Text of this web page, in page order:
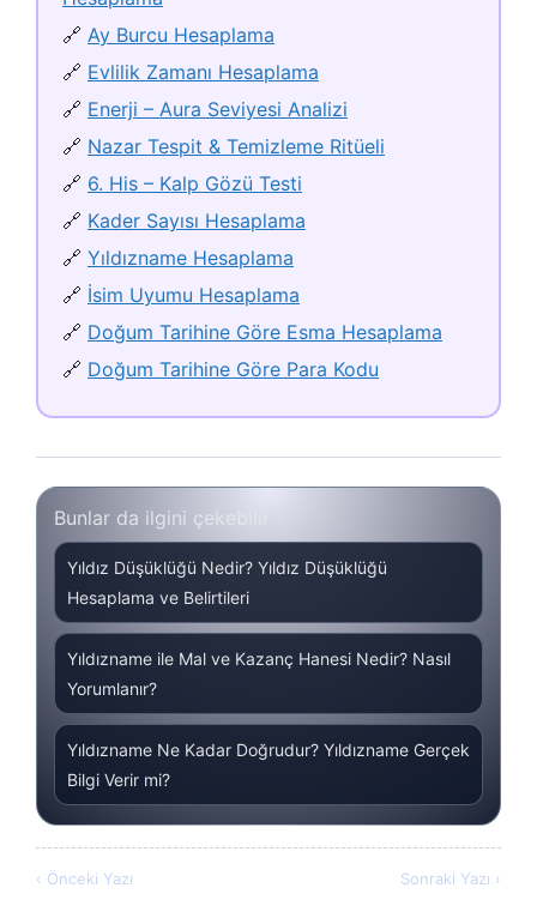
🔗 Ay Burcu Hesaplama
🔗 Evlilik Zamanı Hesaplama
🔗 Enerji – Aura Seviyesi Analizi
🔗 Nazar Tespit & Temizleme Ritüeli
🔗 6. His – Kalp Gözü Testi
🔗 Kader Sayısı Hesaplama
🔗 Yıldızname Hesaplama
🔗 İsim Uyumu Hesaplama
🔗 Doğum Tarihine Göre Esma Hesaplama
🔗 Doğum Tarihine Göre Para Kodu
Bunlar da ilgini çekebilir
Yıldız Düşüklüğü Nedir? Yıldız Düşüklüğü
Hesaplama ve Belirtileri
Yıldızname ile Mal ve Kazanç Hanesi Nedir? Nasıl
Yorumlanır?
Yıldızname Ne Kadar Doğrudur? Yıldızname Gerçek
Bilgi Verir mi?
‹ Önceki Yazı Sonraki Yazı ›